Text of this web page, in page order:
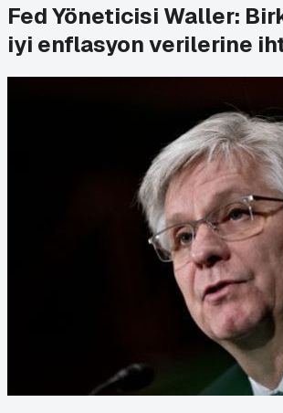
Fed Yöneticisi Waller:
iyi enflasyon verilerine